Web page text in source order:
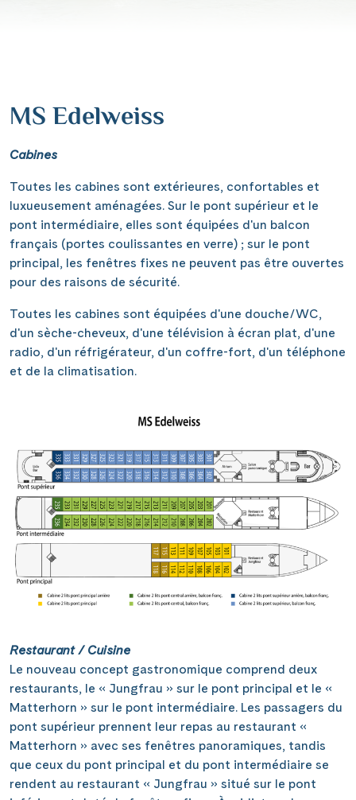
Contact professionnel
Hotline +41 71 552 40 30CHDE
MS Edelweiss
Cabines
Toutes les cabines sont extérieures, confortables et
luxueusement aménagées. Sur le pont supérieur et le
pont intermédiaire, elles sont équipées d'un balcon
français (portes coulissantes en verre) ; sur le pont
principal, les fenêtres fixes ne peuvent pas être ouvertes
pour des raisons de sécurité.
Toutes les cabines sont équipées d'une douche/WC,
d'un sèche-cheveux, d'une télévision à écran plat, d'une
radio, d'un réfrigérateur, d'un coffre-fort, d'un téléphone
et de la climatisation.
Restaurant / Cuisine
Le nouveau concept gastronomique comprend deux
restaurants, le « Jungfrau » sur le pont principal et le «
Matterhorn » sur le pont intermédiaire. Les passagers du
pont supérieur prennent leur repas au restaurant «
Matterhorn » avec ses fenêtres panoramiques, tandis
que ceux du pont principal et du pont intermédiaire se
rendent au restaurant « Jungfrau » situé sur le pont